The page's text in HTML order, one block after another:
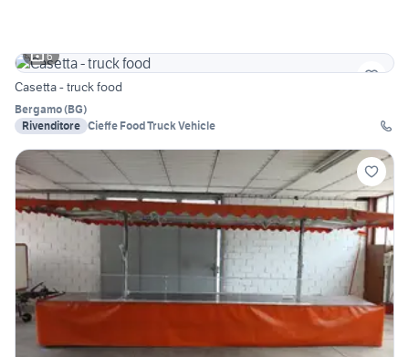
6
Casetta - truck food
Bergamo(BG)
Rivenditore Cieffe Food Truck Vehicle